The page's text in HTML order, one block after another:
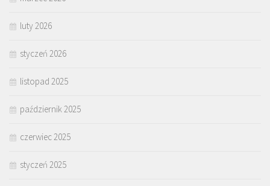
luty 2026
styczeń 2026
listopad 2025
październik 2025
czerwiec 2025
styczeń 2025